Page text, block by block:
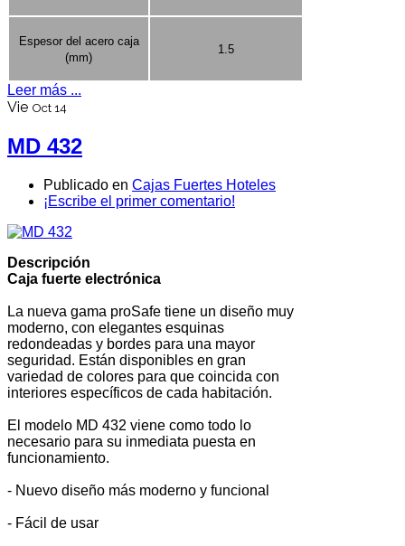
Espesor del acero caja
(mm)
1.5
Leer más ...
Vie Oct 14
MD 432
Publicado en Cajas Fuertes Hoteles
¡Escribe el primer comentario!
Descripción
Caja fuerte electrónica
La nueva gama proSafe tiene un diseño muy
moderno, con elegantes esquinas
redondeadas y bordes para una mayor
seguridad. Están disponibles en gran
variedad de colores para que coincida con
interiores específicos de cada habitación.
El modelo MD 432 viene como todo lo
necesario para su inmediata puesta en
funcionamiento.
- Nuevo diseño más moderno y funcional
- Fácil de usar